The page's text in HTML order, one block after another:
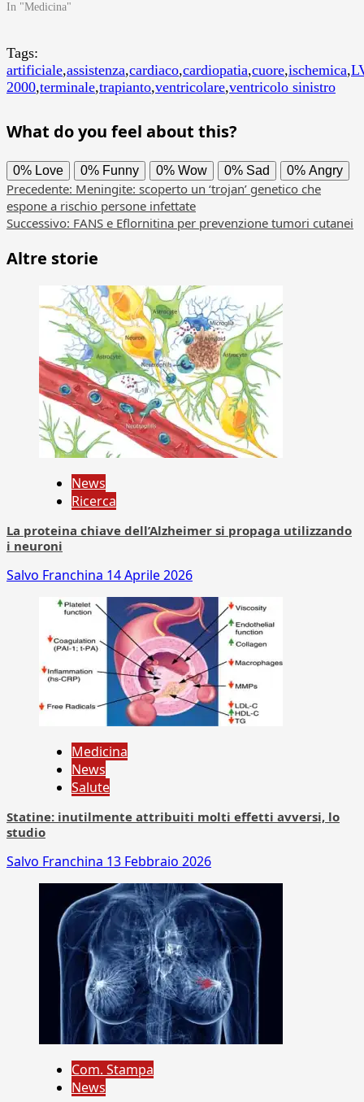
In "Medicina"
Tags:
artificiale,assistenza,cardiaco,cardiopatia,cuore,ischemica,
2000,terminale,trapianto,ventricolare,ventricolo sinistro
What do you feel about this?
0% Love 0% Funny 0% Wow 0% Sad 0% Angry
Navigazione
articolo
Precedente: Meningite: scoperto un ‘trojan’ genetico che
espone a rischio persone infettate
Successivo: FANS e Eflornitina per prevenzione tumori cutanei
Altre storie
News
Ricerca
La proteina chiave dell’Alzheimer si propaga utilizzando
i neuroni
Salvo Franchina 14 Aprile 2026
Medicina
News
Salute
Statine: inutilmente attribuiti molti effetti avversi, lo
studio
Salvo Franchina 13 Febbraio 2026
Com. Stampa
News